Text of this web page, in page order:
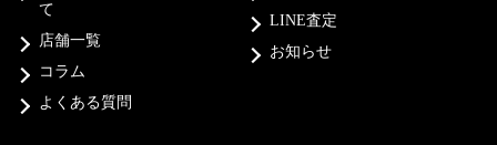
て
店舗一覧
コラム
よくある質問
LINE査定
お知らせ